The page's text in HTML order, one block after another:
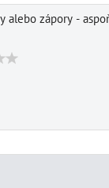
alebo zápory -